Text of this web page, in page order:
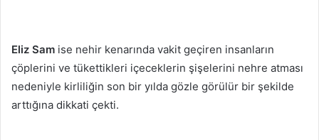
Eliz Sam ise nehir kenarında vakit geçiren insanların
çöplerini ve tükettikleri içeceklerin şişelerini nehre atması
nedeniyle kirliliğin son bir yılda gözle görülür bir şekilde
arttığına dikkati çekti.